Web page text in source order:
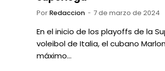
Por Redaccion 7 de marzo de 2024
En el inicio de los playoffs de la
voleibol de Italia, el cubano
máximo…